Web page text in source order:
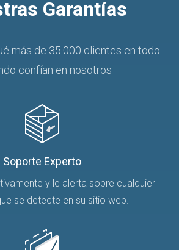
Garantías
más de 35.000 clientes en todo
confían en nosotros
Soporte Experto
y le alerta sobre cualquier
se detecte en su sitio web.